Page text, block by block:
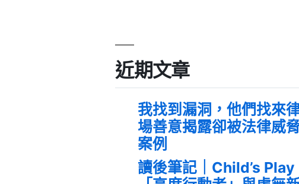
近期文章
我找到漏洞，他們找來
場善意揭露卻被法律威
案例
讀後筆記｜Child’s